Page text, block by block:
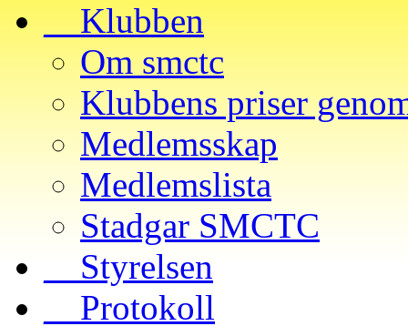
__Klubben
Om smctc
Klubbens priser
Medlemsskap
Medlemslista
Stadgar SMCTC
__Styrelsen
__Protokoll